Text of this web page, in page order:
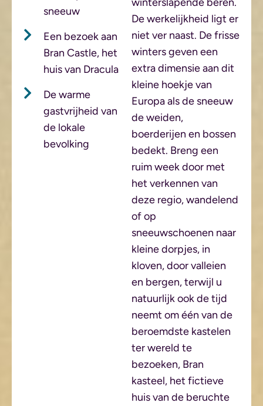
sneeuw
Een bezoek aan
Bran Castle, het
huis van Dracula
De warme
gastvrijheid van
de lokale
bevolking
De werkelijkheid ligt er
niet ver naast. De frisse
winters geven een
extra dimensie aan dit
kleine hoekje van
Europa als de sneeuw
de weiden,
boerderijen en bossen
bedekt. Breng een
ruim week door met
het verkennen van
deze regio, wandelend
of op
sneeuwschoenen naar
kleine dorpjes, in
kloven, door valleien
en bergen, terwijl u
natuurlijk ook de tijd
neemt om één van de
beroemdste kastelen
ter wereld te
bezoeken, Bran
kasteel, het fictieve
huis van de beruchte